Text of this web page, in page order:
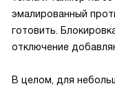
эмалированный
готовить.
отключение
В целом, для